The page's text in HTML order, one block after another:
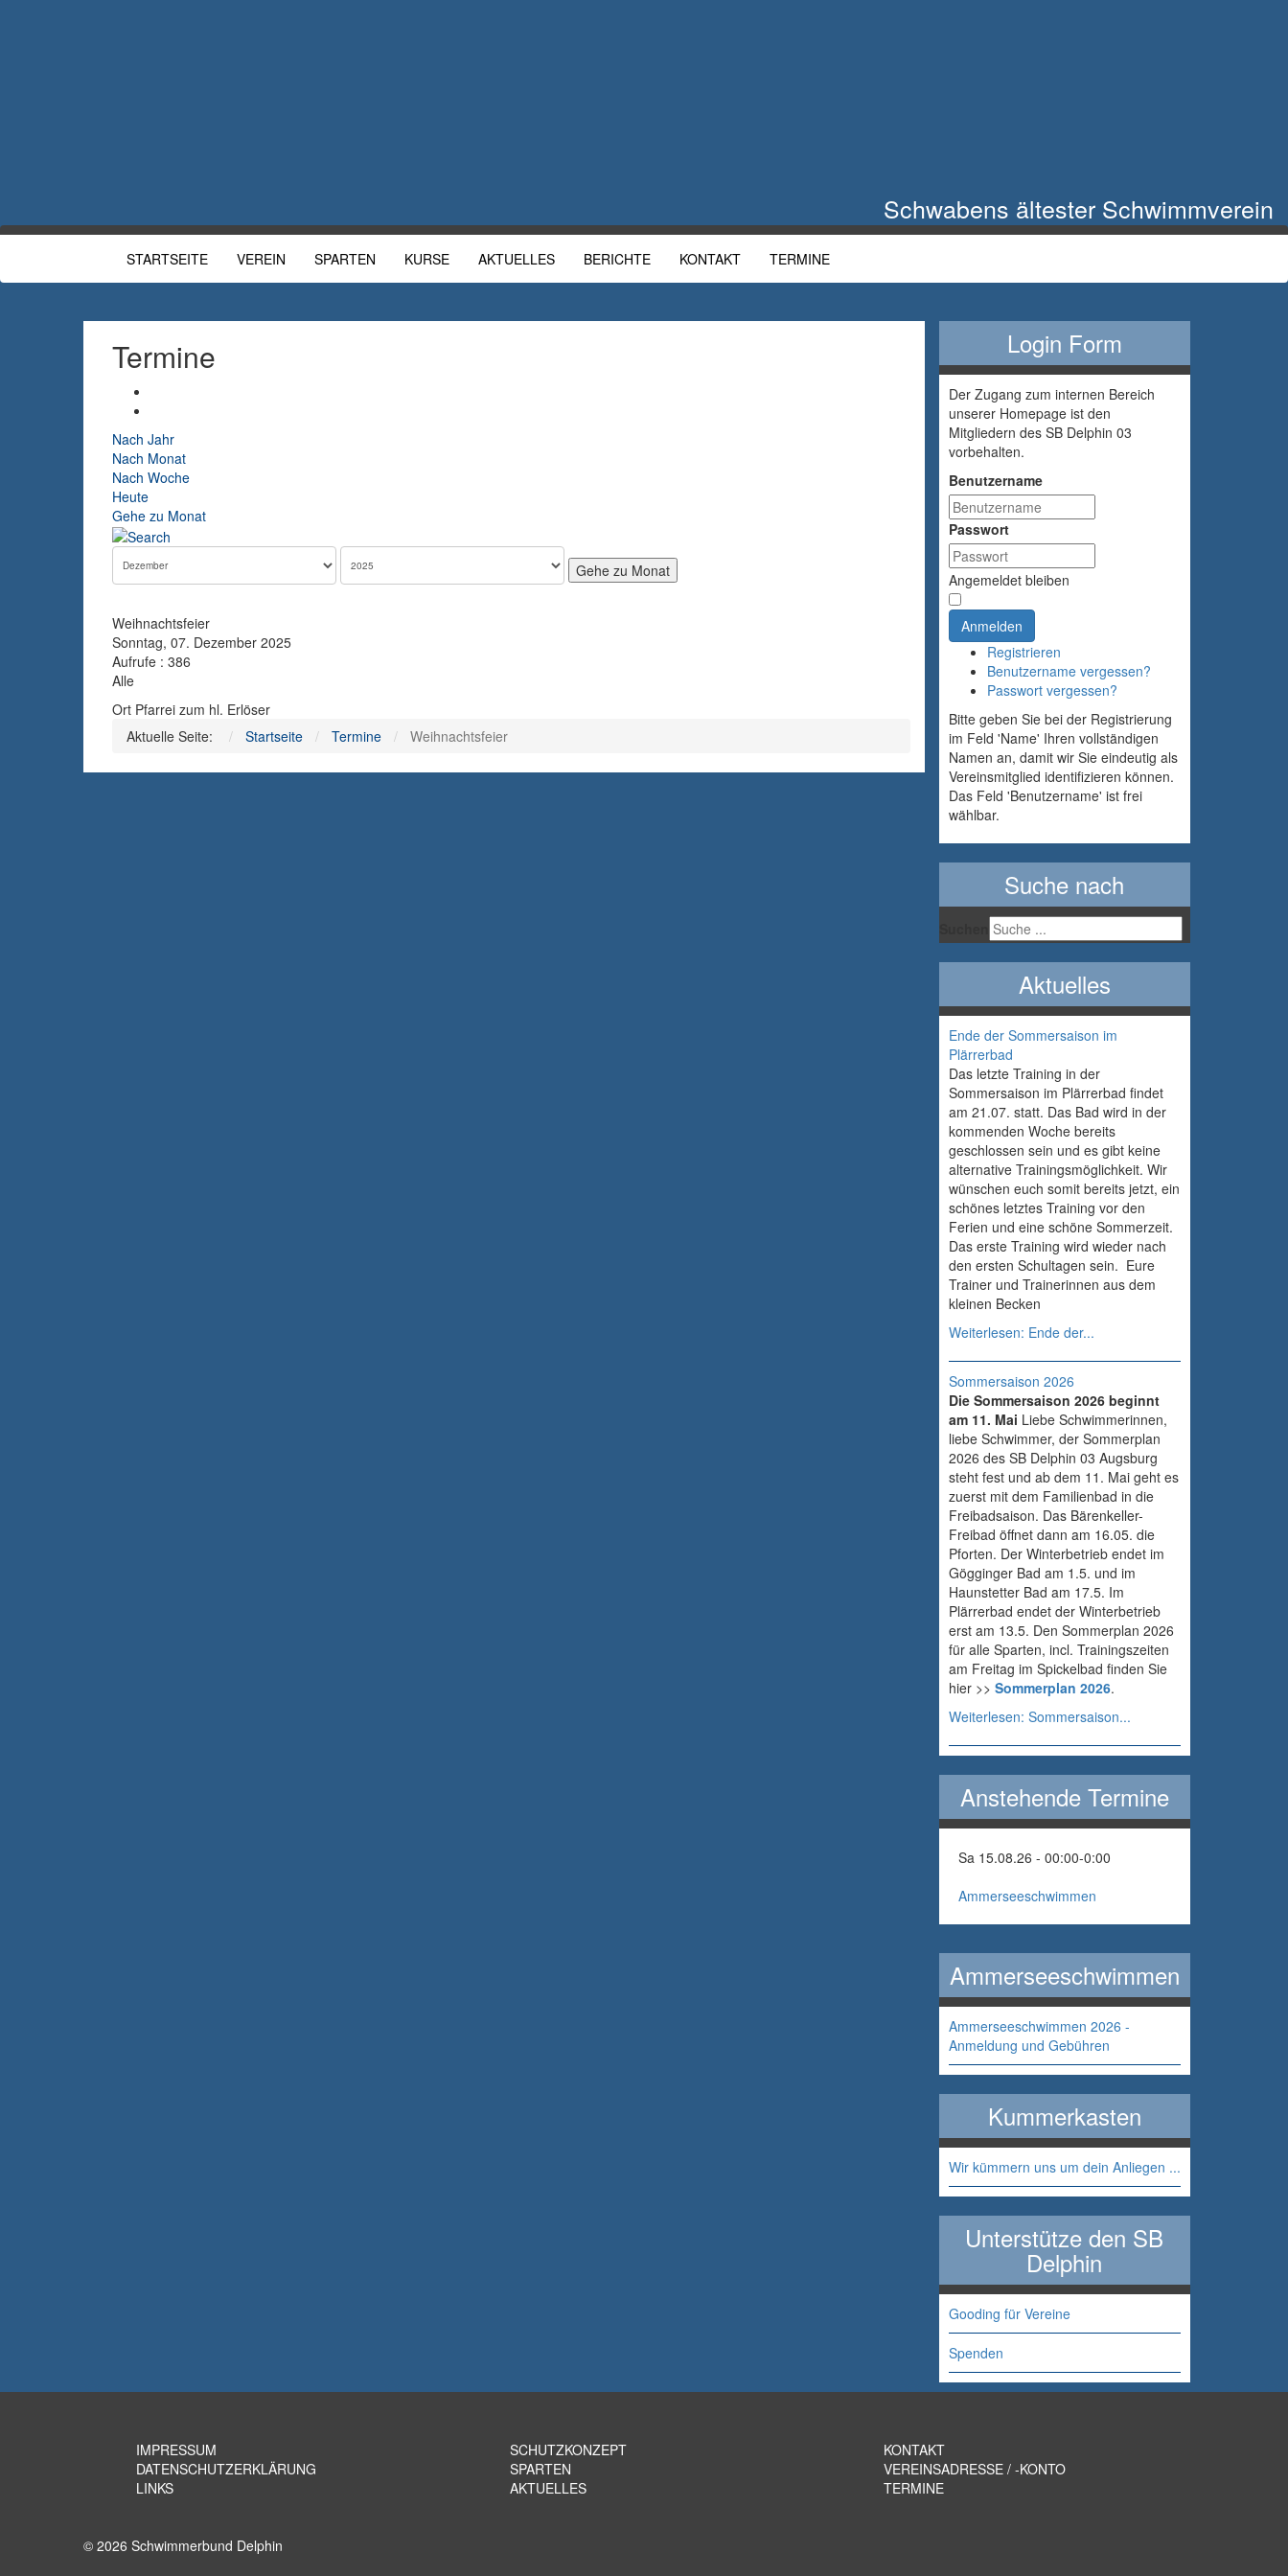
Schwabens ältester Schwimmverein
STARTSEITE VEREIN SPARTEN KURSE AKTUELLES BERICHTE KONTAKT TERMINE
Termine
Nach Jahr
Nach Monat
Nach Woche
Heute
Gehe zu Monat
Gehe zu Monat
Weihnachtsfeier
Sonntag, 07. Dezember 2025
Aufrufe : 386
Alle
Ort Pfarrei zum hl. Erlöser
Aktuelle Seite:
Startseite Termine Weihnachtsfeier
Login Form
Der Zugang zum internen Bereich
unserer Homepage ist den
Mitgliedern des SB Delphin 03
vorbehalten.
Benutzername
Passwort
Angemeldet bleiben
Anmelden
Registrieren
Benutzername vergessen?
Passwort vergessen?
Bitte geben Sie bei der Registrierung
im Feld 'Name' Ihren vollständigen
Namen an, damit wir Sie eindeutig als
Vereinsmitglied identifizieren können.
Das Feld 'Benutzername' ist frei
wählbar.
Suche nach
Aktuelles
Ende der Sommersaison im
Plärrerbad
Das letzte Training in der
Sommersaison im Plärrerbad findet
am 21.07. statt. Das Bad wird in der
kommenden Woche bereits
geschlossen sein und es gibt keine
alternative Trainingsmöglichkeit. Wir
wünschen euch somit bereits jetzt, ein
schönes letztes Training vor den
Ferien und eine schöne Sommerzeit.
Das erste Training wird wieder nach
den ersten Schultagen sein. Eure
Trainer und Trainerinnen aus dem
kleinen Becken
Weiterlesen: Ende der...
Sommersaison 2026
Die Sommersaison 2026 beginnt
am 11. Mai Liebe Schwimmerinnen,
liebe Schwimmer, der Sommerplan
2026 des SB Delphin 03 Augsburg
steht fest und ab dem 11. Mai geht es
zuerst mit dem Familienbad in die
Freibadsaison. Das Bärenkeller-
Freibad öffnet dann am 16.05. die
Pforten. Der Winterbetrieb endet im
Gögginger Bad am 1.5. und im
Haunstetter Bad am 17.5. Im
Plärrerbad endet der Winterbetrieb
erst am 13.5. Den Sommerplan 2026
für alle Sparten, incl. Trainingszeiten
am Freitag im Spickelbad finden Sie
hier >> Sommerplan 2026.
Weiterlesen: Sommersaison...
Anstehende Termine
Sa 15.08.26 - 00:00-0:00
Ammerseeschwimmen
Ammerseeschwimmen
Ammerseeschwimmen 2026 -
Anmeldung und Gebühren
Kummerkasten
Wir kümmern uns um dein Anliegen ...
Unterstütze den SB
Delphin
Gooding für Vereine
Spenden
IMPRESSUM
DATENSCHUTZERKLÄRUNG
LINKS
SCHUTZKONZEPT
SPARTEN
AKTUELLES
KONTAKT
VEREINSADRESSE / -KONTO
TERMINE
© 2026 Schwimmerbund Delphin